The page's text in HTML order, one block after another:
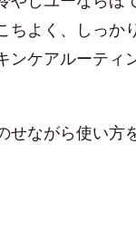
ちよく、しっか
ンケアルーティ
せながら使い方